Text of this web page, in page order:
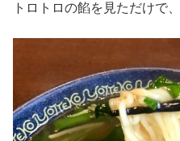
トロトロの餡を見ただけで、